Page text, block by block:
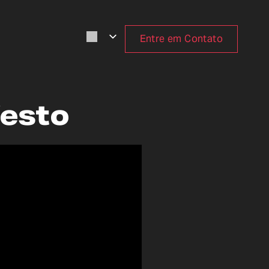
Entre em Contato